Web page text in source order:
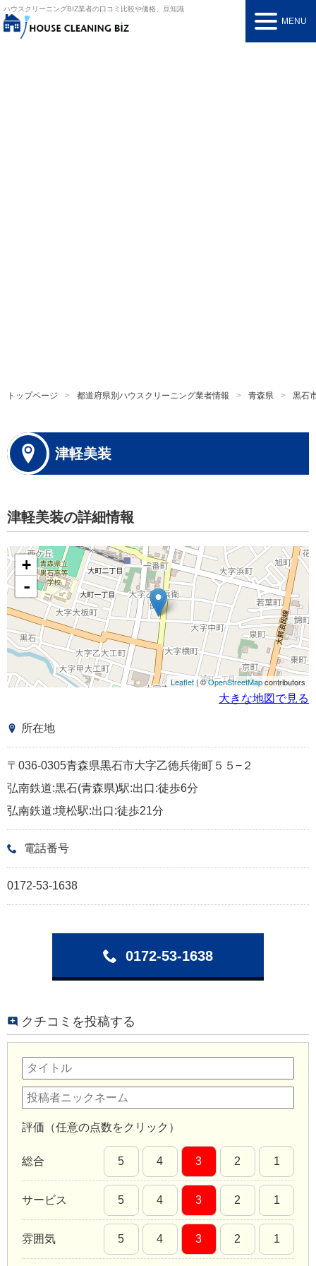
ハウスクリーニングBIZ業者の口コミ比較や価格、豆知識
MENU
トップページ 都道府県別ハウスクリーニング業者情報 青森県 黒石
津軽美装
津軽美装の詳細情報
+
-
Leaflet | ©OpenStreetMapcontributors
大きな地図で見る
所在地
〒036-0305青森県黒石市大字乙徳兵衛町５５−２
弘南鉄道:黒石(青森県)駅:出口:徒歩6分
弘南鉄道:境松駅:出口:徒歩21分
電話番号
0172-53-1638
0172-53-1638
クチコミを投稿する
評価（任意の点数をクリック）
総合 5 4 3 2 1
サービス 5 4 3 2 1
雰囲気 5 4 3 2 1